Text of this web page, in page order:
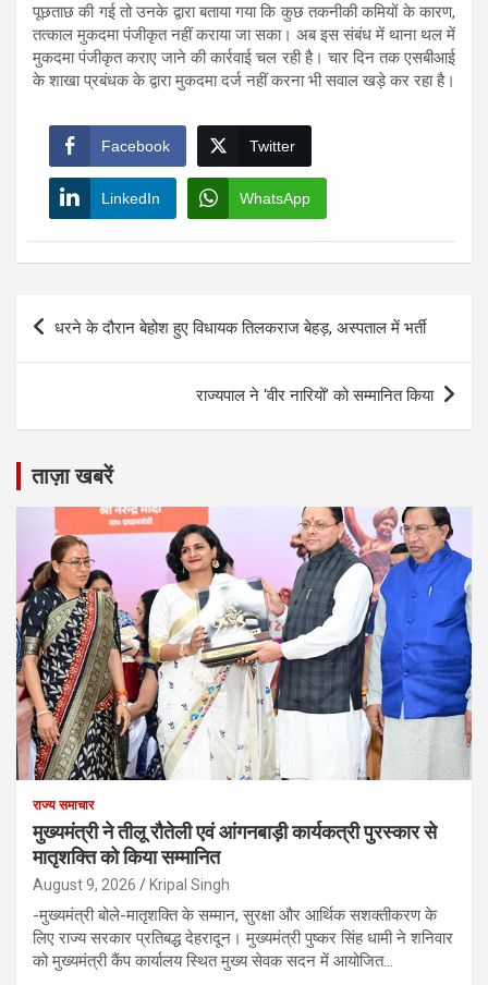
पूछताछ की गई तो उनके द्वारा बताया गया कि कुछ तकनीकी कमियों के कारण,
तत्काल मुकदमा पंजीकृत नहीं कराया जा सका। अब इस संबंध में थाना थल में
मुकदमा पंजीकृत कराए जाने की कार्रवाई चल रही है। चार दिन तक एसबीआई
के शाखा प्रबंधक के द्वारा मुकदमा दर्ज नहीं करना भी सवाल खड़े कर रहा है।
Facebook Twitter
LinkedIn WhatsApp
Post
धरने के दौरान बेहोश हुए विधायक तिलकराज बेहड़, अस्पताल में भर्ती
राज्यपाल ने ‘वीर नारियों’ को सम्मानित किया
ताज़ा खबरें
राज्य समाचार
मुख्यमंत्री ने तीलू रौतेली एवं आंगनबाड़ी कार्यकत्री पुरस्कार से
मातृशक्ति को किया सम्मानित
August 9, 2026 Kripal Singh
-मुख्यमंत्री बोले-मातृशक्ति के सम्मान, सुरक्षा और आर्थिक सशक्तीकरण के
लिए राज्य सरकार प्रतिबद्ध देहरादून। मुख्यमंत्री पुष्कर सिंह धामी ने शनिवार
को मुख्यमंत्री कैंप कार्यालय स्थित मुख्य सेवक सदन में आयोजित…